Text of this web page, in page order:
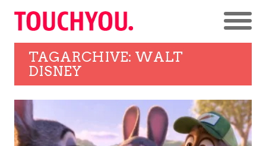
TAGARCHIVE: WALT
DISNEY